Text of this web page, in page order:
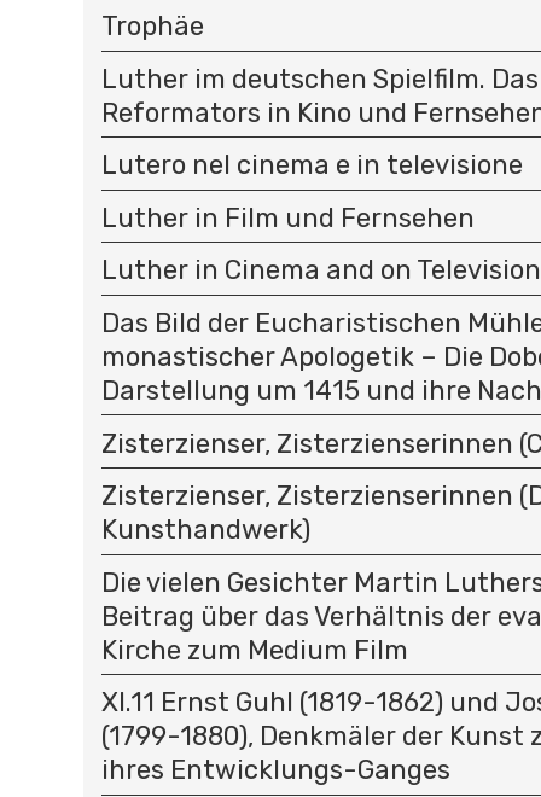
Trophäe
Luther im deutschen Spielfilm. Das
Reformators in Kino und
Lutero nel cinema e in televisione
Luther in Film und Fernsehen
Luther in Cinema and on Television
Das Bild der Eucharistischen
monastischer Apologetik – Die
Darstellung um 1415 und ihre
Zisterzienser, Zisterzienserinnen
Zisterzienser, Zisterzienserinnen
Kunsthandwerk)
Die vielen Gesichter Martin
Beitrag über das Verhältnis der
Kirche zum Medium Film
XI.11 Ernst Guhl (1819-1862) und
(1799-1880), Denkmäler der Kunst
ihres Entwicklungs-Ganges